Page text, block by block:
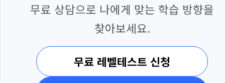
무료 상담으로 나에게 맞는 학습 방향을
찾아보세요.
무료 레벨테스트 신청